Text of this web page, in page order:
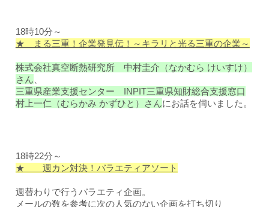
18時10分～
★ まる三重！企業発見伝！～キラリと光る三重の企業～
株式会社真空断熱研究所 中村圭介（なかむら けいすけ）
さん
三重県産業支援センター INPIT三重県知財総合支援窓口
村上一仁（むらかみ かずひと）さんにお話を伺いました。
18時22分～
★ 週カン対決！バラエティアソート
週替わりで行うバラエティ企画。
メールの数を参考に次の人気のない企画を打ち切り